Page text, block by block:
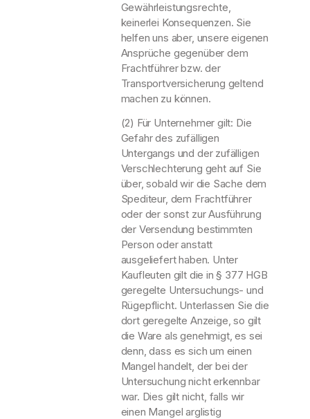
Gewährleistungsrechte,
keinerlei Konsequenzen. Sie
helfen uns aber, unsere eigenen
Ansprüche gegenüber dem
Frachtführer bzw. der
Transportversicherung geltend
machen zu können.
(2) Für Unternehmer gilt: Die
Gefahr des zufälligen
Untergangs und der zufälligen
Verschlechterung geht auf Sie
über, sobald wir die Sache dem
Spediteur, dem Frachtführer
oder der sonst zur Ausführung
der Versendung bestimmten
Person oder anstatt
ausgeliefert haben. Unter
Kaufleuten gilt die in § 377 HGB
geregelte Untersuchungs- und
Rügepflicht. Unterlassen Sie die
dort geregelte Anzeige, so gilt
die Ware als genehmigt, es sei
denn, dass es sich um einen
Mangel handelt, der bei der
Untersuchung nicht erkennbar
war. Dies gilt nicht, falls wir
einen Mangel arglistig